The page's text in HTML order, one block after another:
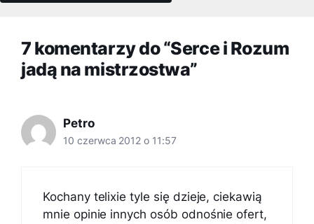
7 komentarzy do “Serce i Rozum
jadą na mistrzostwa”
Petro
10 czerwca 2012 o 11:57
Kochany telixie tyle się dzieje, ciekawią
mnie opinie innych osób odnośnie ofert,